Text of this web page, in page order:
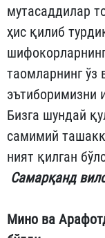
мутасаддилар
ҳис қилиб
таомларнинг ўз
эътиборимизни
Бизга шундай
самимий
ният қилган
Самарқанд
Мино ва